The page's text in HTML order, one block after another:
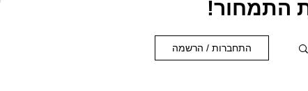
התחברות / הרשמה